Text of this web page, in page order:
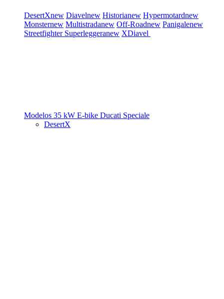
DesertXnew Diavelnew Historianew Hypermotardnew
Monsternew Multistradanew Off-Roadnew Panigalenew
Streetfighter Superleggeranew XDiavel
Modelos 35 kW E-bike Ducati Speciale
DesertX